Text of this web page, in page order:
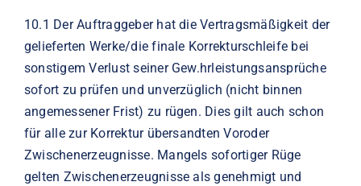
10.1 Der Auftraggeber hat die Vertragsmäßigkeit der
gelieferten Werke/die finale Korrekturschleife bei
sonstigem Verlust seiner Gew.hrleistungsansprüche
sofort zu prüfen und unverzüglich (nicht binnen
angemessener Frist) zu rügen. Dies gilt auch schon
für alle zur Korrektur übersandten Voroder
Zwischenerzeugnisse. Mangels sofortiger Rüge
gelten Zwischenerzeugnisse als genehmigt und